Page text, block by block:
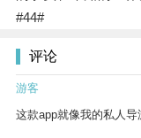
#44#
评论
游客
这款app就像我的私人导